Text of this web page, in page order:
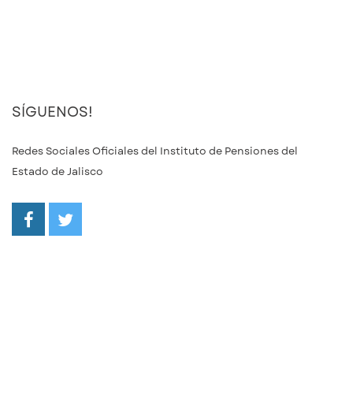
SÍGUENOS!
Redes Sociales Oficiales del Instituto de Pensiones del
Estado de Jalisco